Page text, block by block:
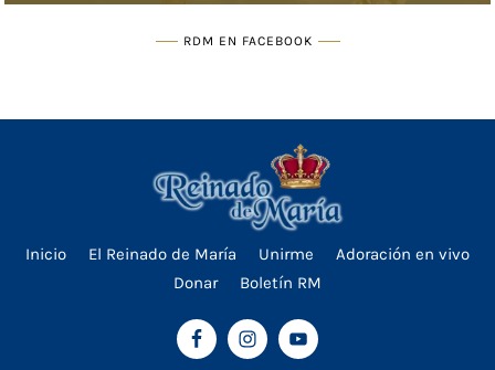
RDM EN FACEBOOK
Inicio El Reinado de María Unirme
Adoración en vivo
Donar
Boletín RM